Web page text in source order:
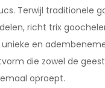
Terwijl traditionele
richt trix
en
die zowel de
oproept.